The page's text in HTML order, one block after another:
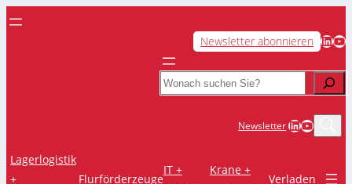
Newsletter abonnieren LinkedIn YouTube
Search
NewsletterLinkedIn
Lagerlogistik
+
Flurförderzeuge
IT +
Krane +
Verladen